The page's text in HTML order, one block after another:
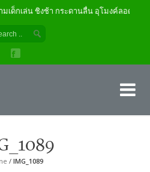
ด็กเล่น ชิงช้า กระดานลื่น อุโมงค์ลอด
/IMG_1089